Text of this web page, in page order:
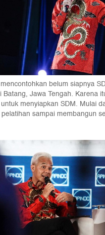
belum siapnya
Batang, Jawa Tengah. Karena
menyiapkan SDM. Mulai
pelatihan sampai membangun